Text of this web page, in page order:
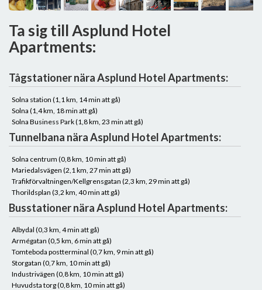
Ta sig till Asplund Hotel
Apartments:
Tågstationer nära Asplund Hotel Apartments:
Solna station (1,1 km, 14 min att gå)
Solna (1,4 km, 18 min att gå)
Solna Business Park (1,8 km, 23 min att gå)
Tunnelbana nära Asplund Hotel Apartments:
Solna centrum (0,8 km, 10 min att gå)
Mariedalsvägen (2,1 km, 27 min att gå)
Trafikförvaltningen/Kellgrensgatan (2,3 km, 29 min att gå)
Thorildsplan (3,2 km, 40 min att gå)
Busstationer nära Asplund Hotel Apartments:
Albydal (0,3 km, 4 min att gå)
Armégatan (0,5 km, 6 min att gå)
Tomteboda postterminal (0,7 km, 9 min att gå)
Storgatan (0,7 km, 10 min att gå)
Industrivägen (0,8 km, 10 min att gå)
Huvudsta torg (0,8 km, 10 min att gå)